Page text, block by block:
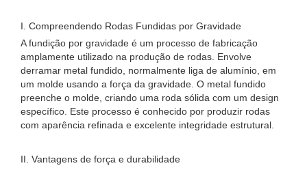
I. Compreendendo Rodas Fundidas por Gravidade
A fundição por gravidade é um processo de fabricação
amplamente utilizado na produção de rodas. Envolve
derramar metal fundido, normalmente liga de alumínio, em
um molde usando a força da gravidade. O metal fundido
preenche o molde, criando uma roda sólida com um design
específico. Este processo é conhecido por produzir rodas
com aparência refinada e excelente integridade estrutural.
II. Vantagens de força e durabilidade